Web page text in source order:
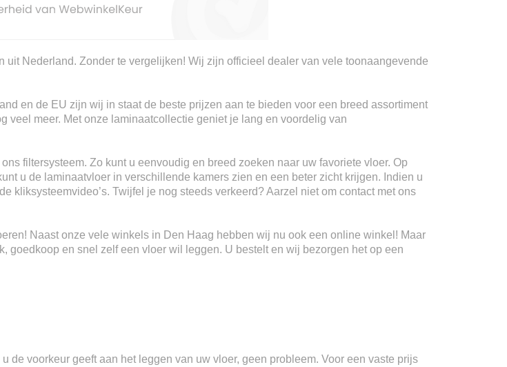
Nederland. Zonder te vergelijken! Wij zijn officieel dealer van vele toonaangevende
en de EU zijn wij in staat de beste prijzen aan te bieden voor een breed assortiment
veel meer. Met onze laminaatcollectie geniet je lang en voordelig van
filtersysteem. Zo kunt u eenvoudig en breed zoeken naar uw favoriete vloer. Op
u de laminaatvloer in verschillende kamers zien en een beter zicht krijgen. Indien u
kliksysteemvideo’s. Twijfel je nog steeds verkeerd? Aarzel niet om contact met ons
Naast onze vele winkels in Den Haag hebben wij nu ook een online winkel! Maar
en snel zelf een vloer wil leggen. U bestelt en wij bezorgen het op een
de voorkeur geeft aan het leggen van uw vloer, geen probleem. Voor een vaste prijs